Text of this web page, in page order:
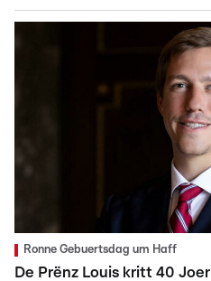
Ronne Gebuertsdag um Haff
De Prënz Louis kritt 40 Joer